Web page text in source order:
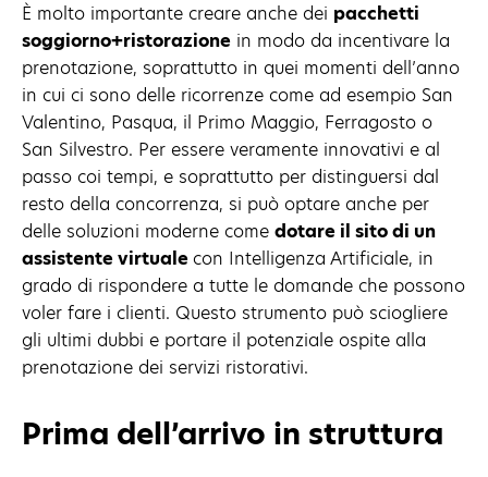
È molto importante creare anche dei pacchetti
soggiorno+ristorazione in modo da incentivare la
prenotazione, soprattutto in quei momenti dell’anno
in cui ci sono delle ricorrenze come ad esempio San
Valentino, Pasqua, il Primo Maggio, Ferragosto o
San Silvestro. Per essere veramente innovativi e al
passo coi tempi, e soprattutto per distinguersi dal
resto della concorrenza, si può optare anche per
delle soluzioni moderne come dotare il sito di un
assistente virtualecon Intelligenza Artificiale, in
grado di rispondere a tutte le domande che possono
voler fare i clienti. Questo strumento può sciogliere
gli ultimi dubbi e portare il potenziale ospite alla
prenotazione dei servizi ristorativi.
Prima dell’arrivo in struttura